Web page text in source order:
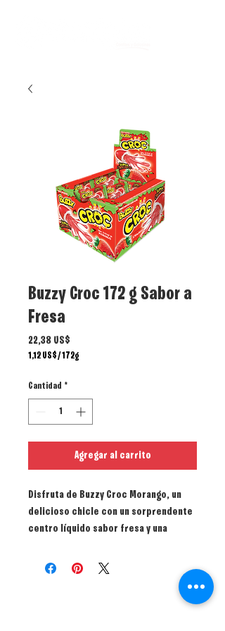
Buzzy Croc 172 g Sabor a
Fresa
22,38 US$
1,12 US$/172g
por
172
Cantidad *
Agregar al carrito
Disfruta de Buzzy Croc Morango, un
delicioso chicle con un sorprendente
centro líquido sabor fresay una
una experiencia única desde el primer
bocado. La combinación de textura
crocante y relleno líquido lo convierte